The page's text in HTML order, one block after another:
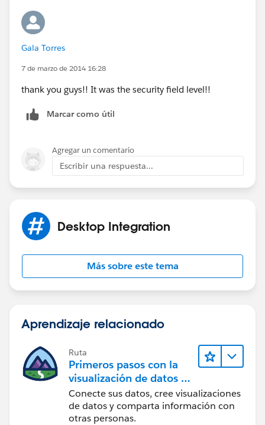
Subbu.
Gala Torres
7 de marzo de 2014 16:28
thank you guys!! It was the security field level!!
Marcar como útil
Agregar un comentario
Escribir una respuesta...
Desktop Integration
Más sobre este tema
Aprendizaje relacionado
Ruta
Primeros pasos con la
visualización de datos en
Tableau Desktop
Conecte sus datos, cree visualizaciones
de datos y comparta información con
otras personas.